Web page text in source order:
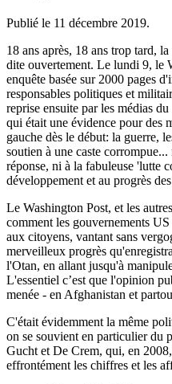
Publié le 11 décembre 2019.
18 ans après, 18 ans trop tard,
dite ouvertement. Le lundi 9, le
enquête basée sur 2000 pages
responsables politiques et
reprise ensuite par les médias
qui était une évidence pour des
gauche dès le début: la guerre,
soutien à une caste
réponse, ni à la fabuleuse 'lutte
développement et au progrès
Le Washington Post, et les
comment les gouvernements
aux citoyens, vantant sans
merveilleux progrès
l'Otan, en allant jusqu'à
L'essentiel c’est que l'opinion
menée - en Afghanistan et
C'était évidemment la même
on se souvient en particulier du
Gucht et De Crem, qui, en
effrontément les chiffres et les